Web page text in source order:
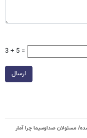
3 + 5 =
ارسال
مسئولان صداوسیما چرا آمار